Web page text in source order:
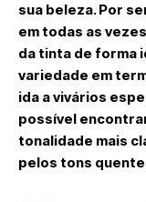
sua beleza. Por
em todas as
da tinta de forma
variedade em
ida a vivários
possível
tonalidade mais
pelos tons